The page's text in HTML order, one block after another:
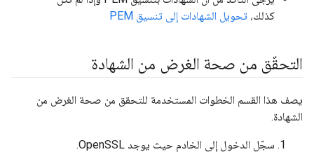
كذلك، تحويل الشهادات إلى تنسيق PEM
التحقّق من صحة الغرض من الشهادة
يصف هذا القسم الخطوات المستخدمة للتحقق من صحة الغرض من
الشهادة.
سجّل الدخول إلى الخادم حيث يوجد OpenSSL.